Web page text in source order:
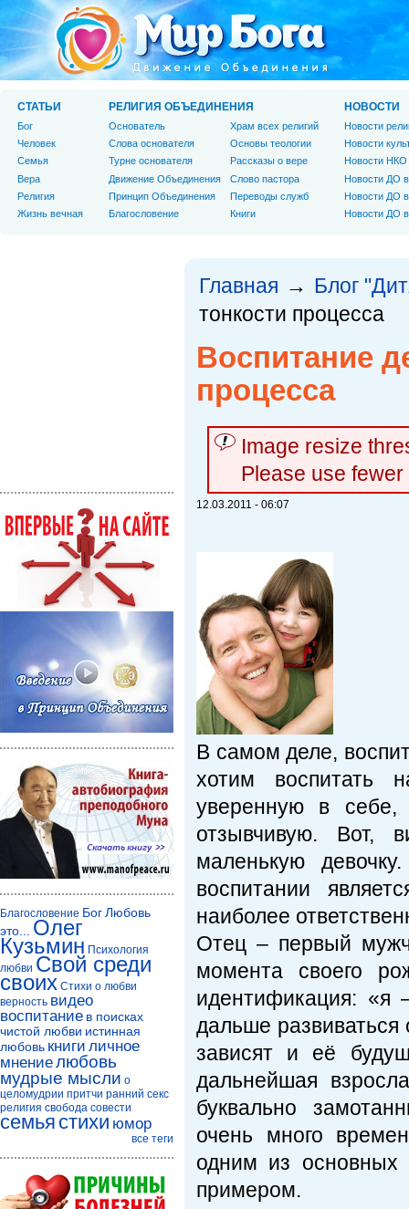
Главная → Блог
тонкости процесса
Воспитание
процесса
Image resize
Please use
12.03.2011 - 06:07
В самом деле,
хотим воспитать
уверенную в
отзывчивую. Вот,
маленькую
воспитании
наиболее
Отец – первый
момента своего
идентификация: «я
дальше
зависят и её
дальнейшая
буквально
очень много
одним из основных
примером.
СТАТЬИ
Бог
Человек
Cемья
Вера
Религия
Жизнь вечная
РЕЛИГИЯ ОБЪЕДИНЕНИЯ
Основатель
Слова основателя
Турне основателя
Движение Объединения
Принцип Объединения
Благословение
Храм всех религий
Основы теологии
Рассказы о вере
Слово пастора
Переводы служб
Книги
НОВОСТИ
Новости
Новости
Новости НКО
Новости ДО
Новости ДО
Новости ДО
Благословение БогЛюбовь
это...
Олег
Кузьмин Психология
любви Свой среди
своих Стихи о любви
верность видео
воспитание в поисках
чистой любви истинная
любовь книги личное
мнениелюбовь
мудрые мысли о
целомудрии притчи ранний секс
религия свобода совести
семья стихи юмор
все теги